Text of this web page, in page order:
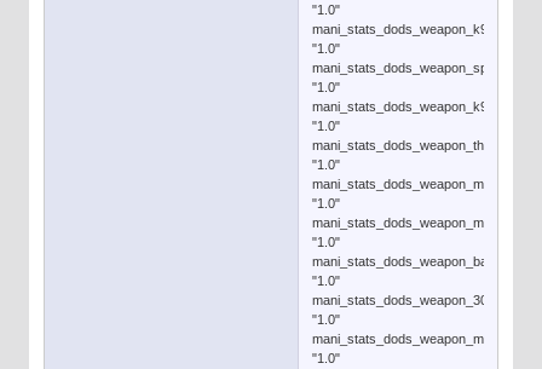
"1.0"
mani_stats_dods_weapon_k98
"1.0"
mani_stats_dods_weapon_spring
"1.0"
"1.0"
mani_stats_dods_weapon_thompson
"1.0"
mani_stats_dods_weapon_mp40
"1.0"
mani_stats_dods_weapon_mp44
"1.0"
mani_stats_dods_weapon_bar
"1.0"
mani_stats_dods_weapon_30cal
"1.0"
mani_stats_dods_weapon_mg42
"1.0"